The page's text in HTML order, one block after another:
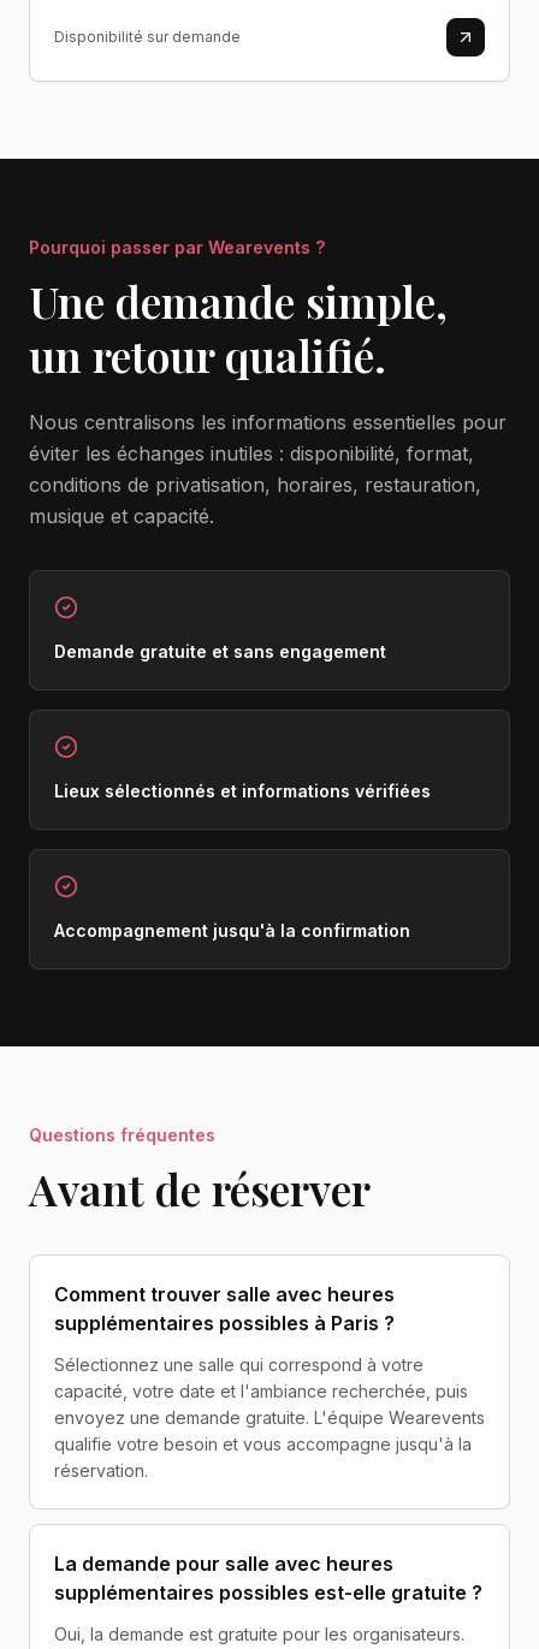
Disponibilité sur demande
Pourquoi passer par Wearevents ?
Une demande simple,
un retour qualifié.
Nous centralisons les informations essentielles pour
éviter les échanges inutiles : disponibilité, format,
conditions de privatisation, horaires, restauration,
musique et capacité.
Demande gratuite et sans engagement
Lieux sélectionnés et informations vérifiées
Accompagnement jusqu'à la confirmation
Questions fréquentes
Avant de réserver
Comment trouver salle avec heures
supplémentaires possibles à Paris ?
Sélectionnez une salle qui correspond à votre
capacité, votre date et l'ambiance recherchée, puis
envoyez une demande gratuite. L'équipe Wearevents
qualifie votre besoin et vous accompagne jusqu'à la
réservation.
La demande pour salle avec heures
supplémentaires possibles est-elle gratuite ?
Oui, la demande est gratuite pour les organisateurs.